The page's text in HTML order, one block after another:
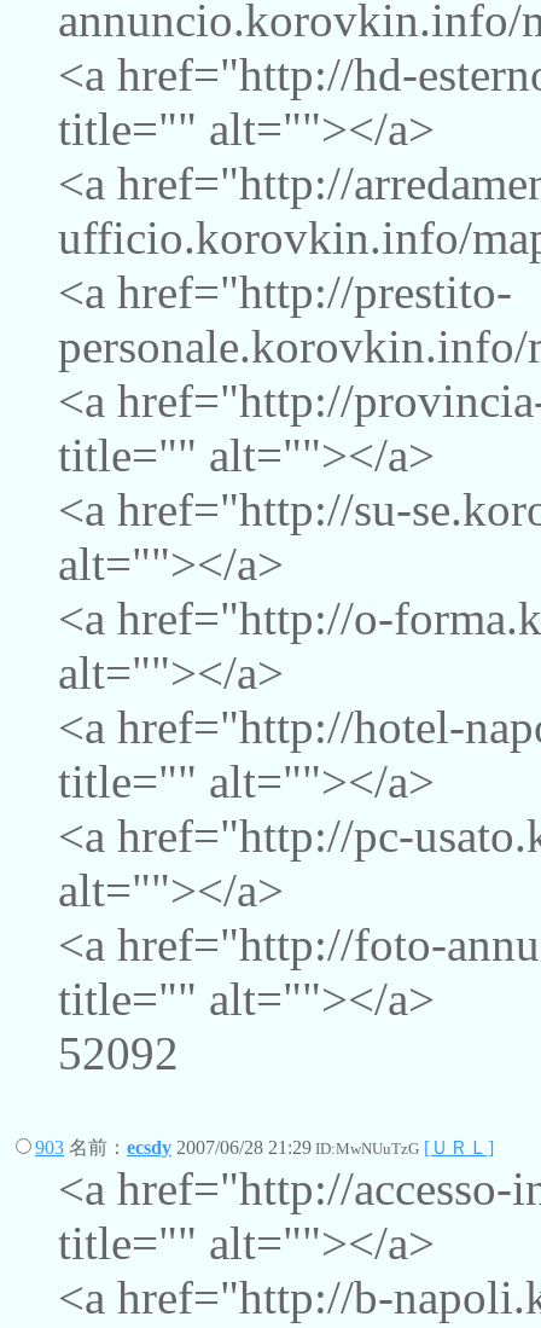
<a href="http://hd-
title="" alt=""></a>
<a href="http://
ufficio.korovkin.info/
<a href="http://prestito-
<a href="http://
title="" alt=""></a>
<a href="http://su-
alt=""></a>
<a href="http://o-
alt=""></a>
<a href="http://hotel-
title="" alt=""></a>
<a href="http://pc-
alt=""></a>
<a href="http://foto-
title="" alt=""></a>
52092
903 名前： ecsdy 2007/06/28 21:29 ID:MwNUuTzG [ＵＲＬ]
<a href="http://
title="" alt=""></a>
<a href="http://b-